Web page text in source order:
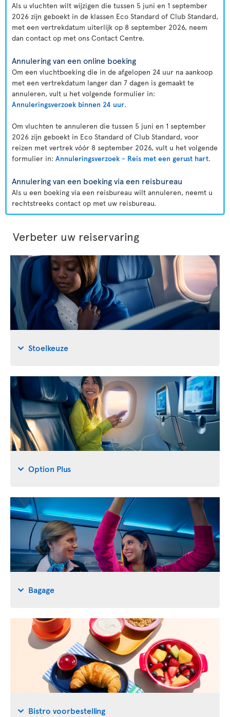
Als u vluchten wilt wijzigen die tussen 5 juni en 1 september
2026 zijn geboekt in de klassen Eco Standard of Club Standard,
met een vertrekdatum uiterlijk op 8 september 2026, neem
dan contact op met ons Contact Centre.
Annulering van een online boeking
Om een vluchtboeking die in de afgelopen 24 uur na aankoop
met een vertrekdatum langer dan 7 dagen is gemaakt te
annuleren, vult u het volgende formulier in:
Annuleringsverzoek binnen 24 uur.
Om vluchten te annuleren die tussen 5 juni en 1 september
2026 zijn geboekt in Eco Standard of Club Standard, voor
reizen met vertrek vóór 8 september 2026, vult u het volgende
formulier in: Annuleringsverzoek - Reis met een gerust hart.
Annulering van een boeking via een reisbureau
Als u een boeking via een reisbureau wilt annuleren, neemt u
rechtstreeks contact op met uw reisbureau.
Verbeter uw reiservaring
Stoelkeuze
Option Plus
Bagage
Bistro voorbestelling